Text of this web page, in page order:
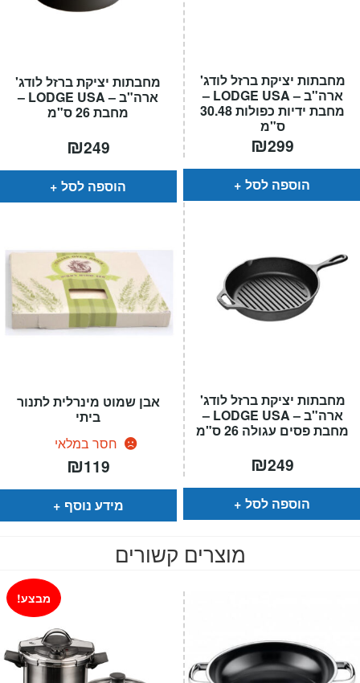
מחבתות יציקת ברזל לודג'
ארה"ב – LODGE USA –
מחבת 26 ס"מ
₪249
הוספה לסל
מחבתות יציקת ברזל לודג'
ארה"ב – LODGE USA –
מחבת ידיות כפולות 30.48
ס"מ
₪299
הוספה לסל
אבן שמוט מינרלית לתנור
ביתי
חסר במלאי
₪119
מידע נוסף
מחבתות יציקת ברזל לודג'
ארה"ב – LODGE USA –
מחבת פסים עגולה 26 ס"מ
₪249
הוספה לסל
מוצרים קשורים
מבצע!